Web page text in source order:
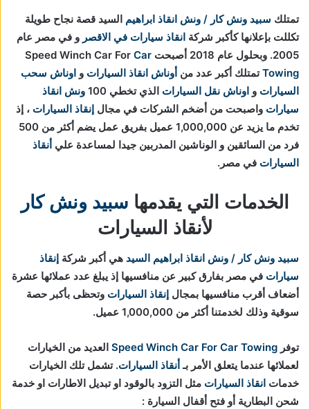
تمتلك سبيد ونش كار / ونش انقاذ ابراهيم السيد قصة نجاح طويلة
تكللت بإعلانها كأكبر شركة انقاذ سيارات في الاقصر و في مصر عام
2005. وبحلول عام 2018 أصبحت Speed Winch Car For
Car
Towingتمتلك أكبر عدد من أوناش انقاذ السيارات و اوناش سحب
السيارات و اوناش نقل السيارات الذي تخطي 100
ونش انقاذ
سيارات واصبحت من أضخم الشركات في مجال إنقاذ السيارات ، إذ
تخدم ما يزيد عن 1,000,000 عميل بفريق عمل يضم أكثر من 500
فرد من السائقين و الوناشين المدربين جيدا لمساعدة علي أنقاذ
السيارات في مصر.
الخدمات التي يقدمها سبيد ونش كار
لأنقاذ السيارات
سبيد ونش كار / ونش انقاذ ابراهيم السيد هي أكبر شركة إنقاذ
سيارات في مصر بفارق كبير عن منافسيها إذ يبلغ عدد عملائها عشرة
أضعاف أقرب منافسيها بمجال إنقاذ السيارات وتحظى بأكبر حصة
سوقية وذلك لخدمتنا أكثر من 1,000,000 عميل.
توفر Speed Winch Car For Car Towing العديد من الخيارات
لعملائها عندما يتعلق الأمر بـ أنقاذ السيارات. تشمل تلك الخيارات
خدمات انقاذ السيارات مثل التزود بالوقود او تبديل الاطارات او خدمة
شحن البطارية أو فتح أقفال السيارة :